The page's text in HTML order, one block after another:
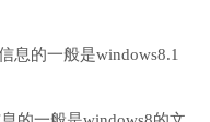
息的一般是windows8.1